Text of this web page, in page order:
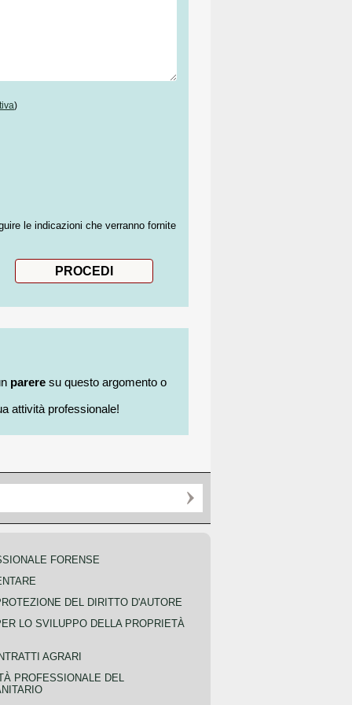
)
le indicazioni che verranno fornite
pareresu questo argomento o
attività professionale!
FORENSE
DEL DIRITTO D'AUTORE
LO SVILUPPO DELLA PROPRIETÀ
AGRARI
PROFESSIONALE DEL